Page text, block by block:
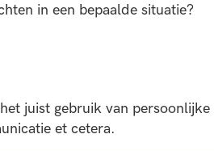
in een bepaalde situatie?
juist gebruik van persoonlijke
et cetera.